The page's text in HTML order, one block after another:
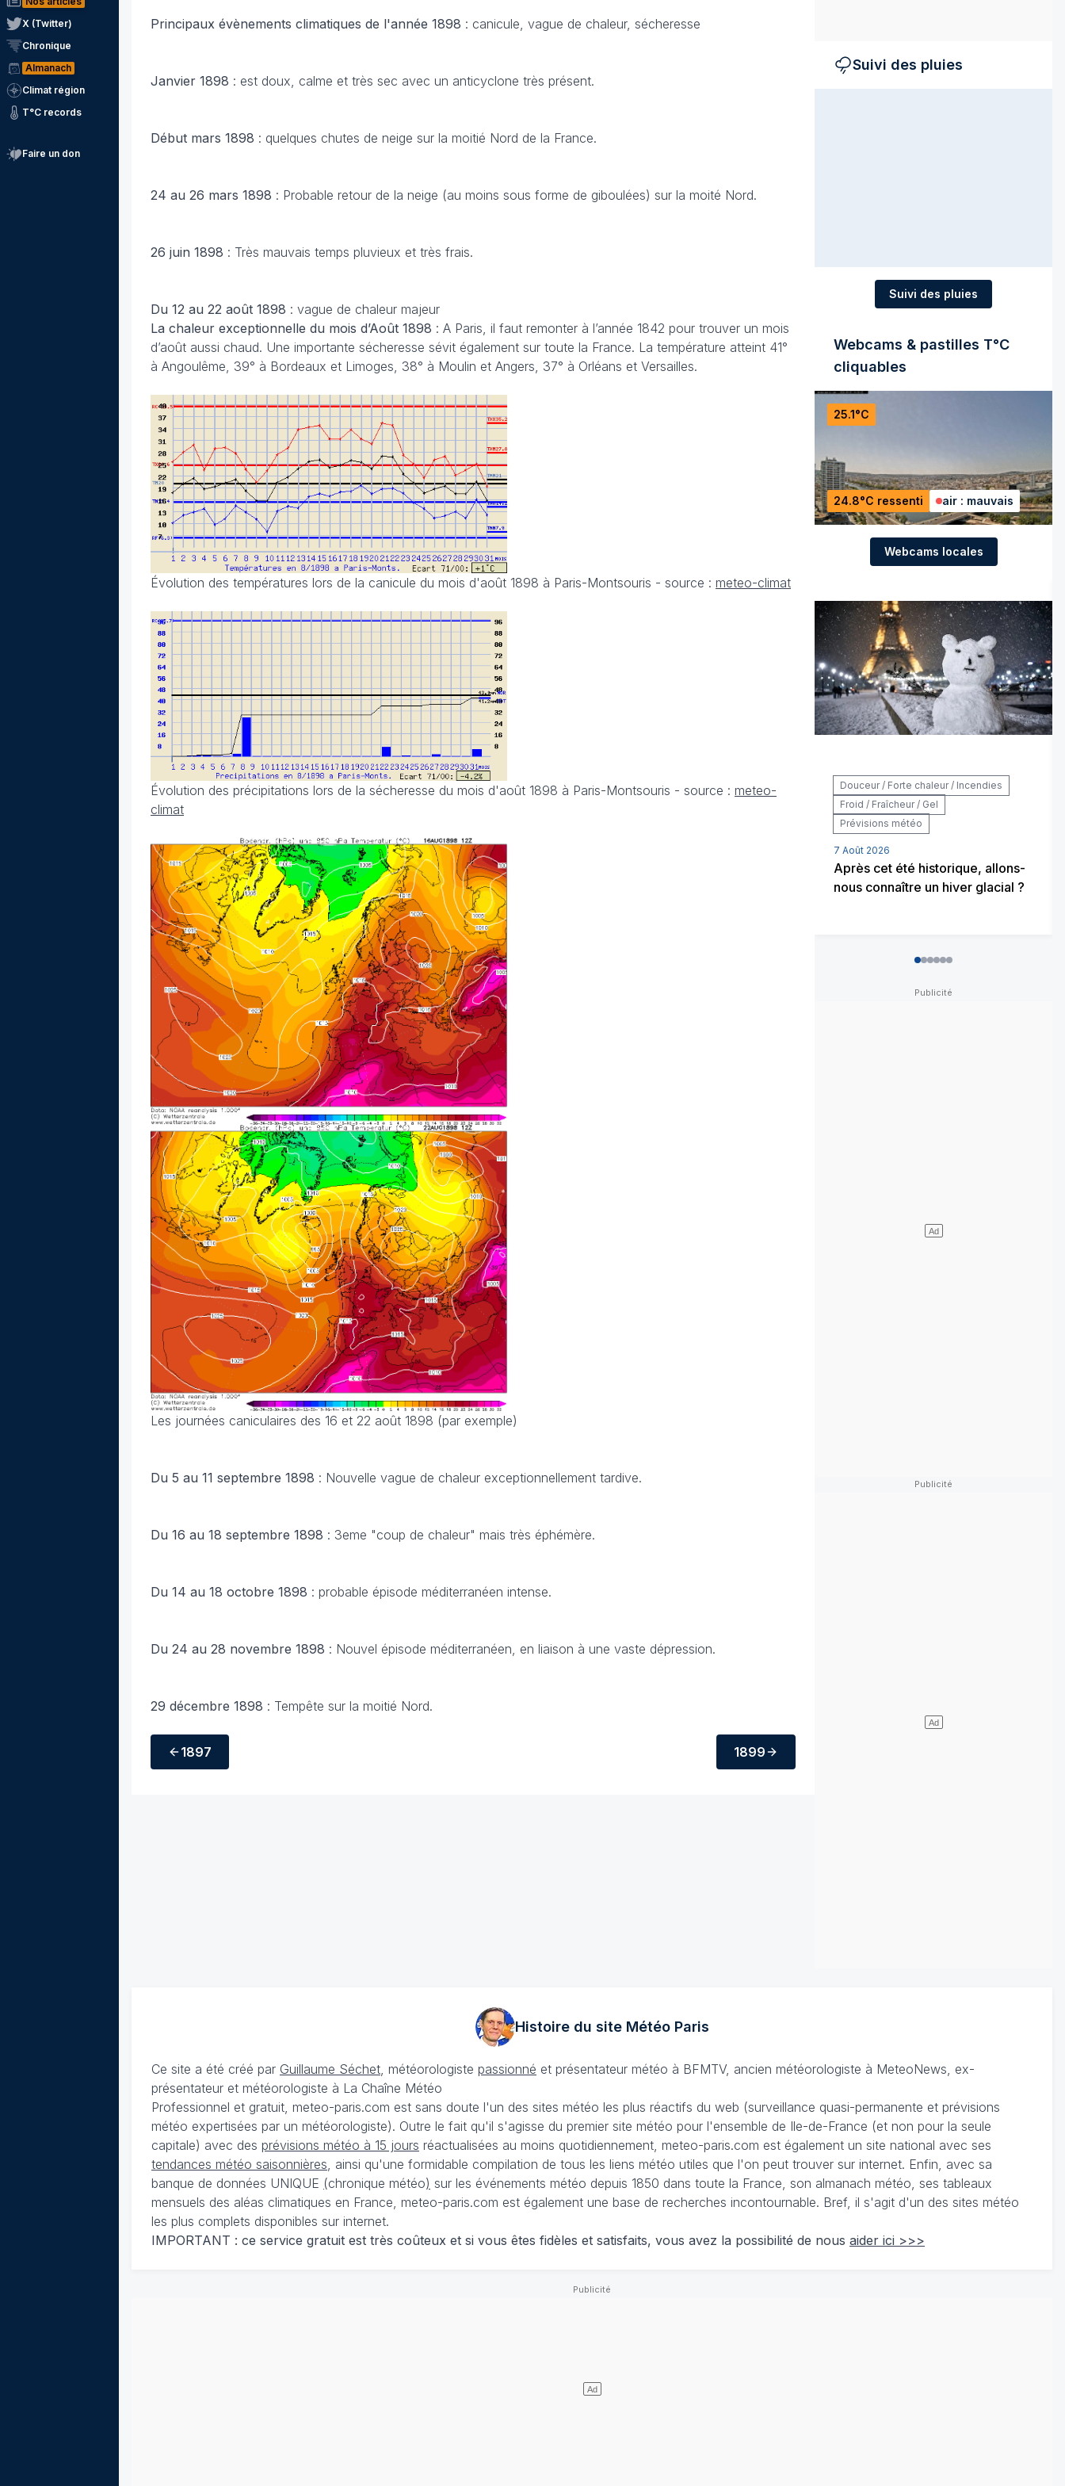
X (Twitter)
Chronique
Almanach
Climat région
T°C records
Faire un don
Principaux évènements climatiques de l'année 1898 : canicule, vague de chaleur, sécheresse
Janvier 1898 : est doux, calme et très sec avec un anticyclone très présent.
Début mars 1898 : quelques chutes de neige sur la moitié Nord de la France.
24 au 26 mars 1898 : Probable retour de la neige (au moins sous forme de giboulées) sur la moité Nord.
26 juin 1898 : Très mauvais temps pluvieux et très frais.
Du 12 au 22 août 1898 : vague de chaleur majeur
La chaleur exceptionnelle du mois d’Août 1898 : A Paris, il faut remonter à l’année 1842 pour trouver un mois
d’août aussi chaud. Une importante sécheresse sévit également sur toute la France. La température atteint 41°
à Angoulême, 39° à Bordeaux et Limoges, 38° à Moulin et Angers, 37° à Orléans et Versailles.
Évolution des températures lors de la canicule du mois d'août 1898 à Paris-Montsouris - source : meteo-climat
Évolution des précipitations lors de la sécheresse du mois d'août 1898 à Paris-Montsouris - source : meteo-
climat
Les journées caniculaires des 16 et 22 août 1898 (par exemple)
Du 5 au 11 septembre 1898 : Nouvelle vague de chaleur exceptionnellement tardive.
Du 16 au 18 septembre 1898 : 3eme "coup de chaleur" mais très éphémère.
Du 14 au 18 octobre 1898 : probable épisode méditerranéen intense.
Du 24 au 28 novembre 1898 : Nouvel épisode méditerranéen, en liaison à une vaste dépression.
29 décembre 1898 : Tempête sur la moitié Nord.
1897 1899
Suivi des pluies
Suivi des pluies
Webcams & pastilles T°C
cliquables
25.1°C
24.8°C ressenti air : mauvais
Webcams locales
Douceur / Forte chaleur / Incendies
Froid / Fraîcheur / Gel
Prévisions météo
7 Août 2026
Après cet été historique, allons-
nous connaître un hiver glacial ?
012345
Histoire du site MétéoParis
Ce site a été créé par Guillaume Séchet , météorologiste passionné et présentateur météo à BFMTV, ancien météorologiste à MeteoNews, ex-
présentateur et météorologiste à La Chaîne Météo
Professionnel et gratuit, meteo-paris.com est sans doute l'un des sites météo les plus réactifs du web (surveillance quasi-permanente et prévisions
météo expertisées par un météorologiste). Outre le fait qu'il s'agisse du premier site météo pour l'ensemble de Ile-de-France (et non pour la seule
capitale) avec des prévisions météo à 15 jours réactualisées au moins quotidiennement, meteo-paris.com est également un site national avec ses
tendances météo saisonnières , ainsi qu'une formidable compilation de tous les liens météo utiles que l'on peut trouver sur internet. Enfin, avec sa
banque de données UNIQUE (chronique météo) sur les événements météo depuis 1850 dans toute la France, son almanach météo, ses tableaux
mensuels des aléas climatiques en France, meteo-paris.com est également une base de recherches incontournable. Bref, il s'agit d'un des sites météo
les plus complets disponibles sur internet.
IMPORTANT : ce service gratuit est très coûteux et si vous êtes fidèles et satisfaits, vous avez la possibilité de nous aider ici >>>